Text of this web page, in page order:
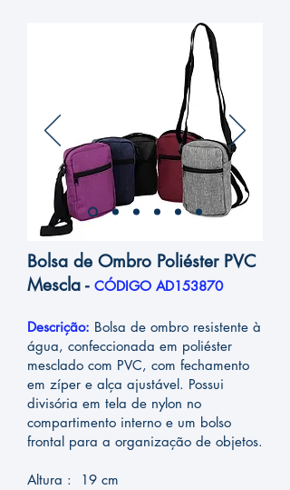
Bolsa de Ombro Poliéster PVC
Mescla - CÓDIGO AD153870
Descrição: Bolsa de ombro resistente à
água, confeccionada em poliéster
mesclado com PVC, com fechamento
em zíper e alça ajustável. Possui
divisória em tela de nylon no
compartimento interno e um bolso
frontal para a organização de objetos.
Altura : 19 cm